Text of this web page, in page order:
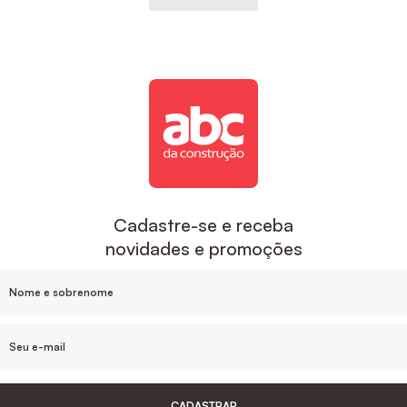
Cadastre-se e receba
novidades e promoções